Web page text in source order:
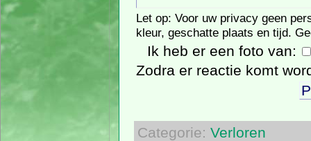
Let op: Voor uw privacy geen
kleur, geschatte plaats en tijd.
Ik heb er een foto van:
Zodra er reactie komt
Categorie:Verloren